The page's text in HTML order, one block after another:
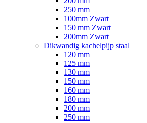
250 mm
100mm Zwart
150 mm Zwart
200mm Zwart
Dikwandig kachelpijp staal
120 mm
125 mm
130 mm
150 mm
160 mm
180 mm
200 mm
250 mm